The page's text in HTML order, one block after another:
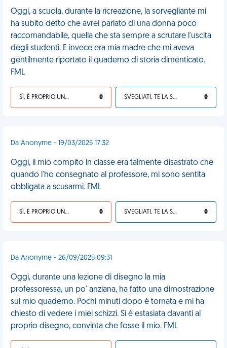
Oggi, a scuola, durante la ricreazione, la sorvegliante mi
ha subito detto che avrei parlato di una donna poco
raccomandabile, quella che sta sempre a scrutare l'uscita
degli studenti. E invece era mia madre che mi aveva
gentilmente riportato il quaderno di storia dimenticato.
FML
SÌ, È PROPRIO UNA VDM! 0 SVEGLIATI, TE LA SEI CERCATA! 0
Da Anonyme - 19/03/2025 17:32
Oggi, il mio compito in classe era talmente disastrato che
quando l'ho consegnato al professore, mi sono sentita
obbligata a scusarmi. FML
SÌ, È PROPRIO UNA VDM! 0 SVEGLIATI, TE LA SEI CERCATA! 0
Da Anonyme - 26/09/2025 09:31
Oggi, durante una lezione di disegno la mia
professoressa, un po' anziana, ha fatto una dimostrazione
sul mio quaderno. Pochi minuti dopo è tornata e mi ha
chiesto di vedere i miei schizzi. Si è estasiata davanti al
proprio disegno, convinta che fosse il mio. FML